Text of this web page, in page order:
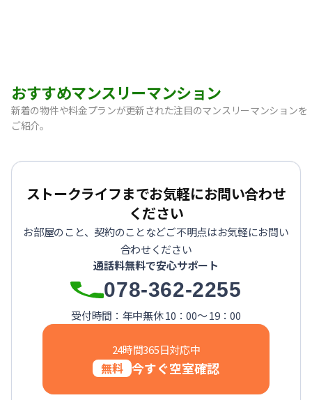
おすすめマンスリーマンション
新着の物件や料金プランが更新された注目のマンスリーマンションを
ご紹介。
【神戸市中央区・阪急春日野道】Sステイ三宮東フィール
【灘区・JR六甲道】Sステイ六甲道SOUTH・OL｜禁煙ル
【東灘区・摂津本山】Sステイ本山サンハイツOL｜禁煙
【東灘区・JR住吉】Sステイ神戸住吉本町OL｜禁煙ルーム
【東灘区・阪神御影】Sステイ御影本町OL｜禁煙ルーム・
【神戸・春日野道】Sステイ三宮東アスヴェル｜禁煙ルー
【西宮北口】Sステイ西宮北口第２｜禁煙ルーム・Wi-Fi
【西宮北口】Sステイ西宮北口第２｜禁煙ルーム・Wi-Fi
【神戸・三宮】Sステイ神戸三宮レガニール｜禁煙ルーム
ストークライフまでお気軽にお問い合わせ
ください
お部屋のこと、契約のことなどご不明点はお気軽にお問い
合わせください
通話料無料で安心サポート
078-362-2255
受付時間：年中無休 10：00～ 19：00
24時間365日対応中
無料 今すぐ空室確認